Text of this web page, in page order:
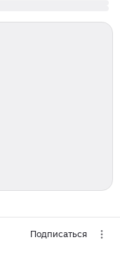
Подписаться